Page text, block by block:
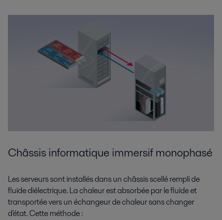
Châssis informatique immersif monophasé
Les serveurs sont installés dans un châssis scellé rempli de
fluide diélectrique. La chaleur est absorbée par le fluide et
transportée vers un échangeur de chaleur sans changer
d'état. Cette méthode :